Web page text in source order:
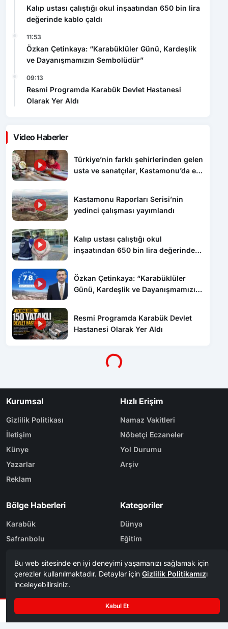
Kalıp ustası çalıştığı okul inşaatından 650 bin lira
değerinde kablo çaldı
11:53
Özkan Çetinkaya: “Karabüklüler Günü, Kardeşlik
ve Dayanışmamızın Sembolüdür”
09:13
Resmi Programda Karabük Devlet Hastanesi
Olarak Yer Aldı
Video Haberler
Türkiye’nin farklı şehirlerinden gelen
usta ve sanatçılar, Kastamonu’da el
Kastamonu Raporları Serisi’nin
yedinci çalışması yayımlandı
Kalıp ustası çalıştığı okul
inşaatından 650 bin lira değerinde
Özkan Çetinkaya: “Karabüklüler
Günü, Kardeşlik ve Dayanışmamızın
Resmi Programda Karabük Devlet
Hastanesi Olarak Yer Aldı
Yükleniyor...
Kurumsal
Gizlilik Politikası
İletişim
Künye
Yazarlar
Reklam
Hızlı Erişim
Namaz Vakitleri
Nöbetçi Eczaneler
Yol Durumu
Arşiv
Bölge Haberleri
Karabük
Safranbolu
Bolu
Zonguldak
Kategoriler
Dünya
Eğitim
Gündem